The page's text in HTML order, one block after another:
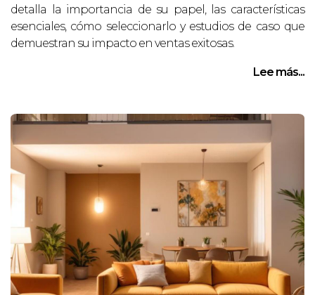
detalla la importancia de su papel, las características
esenciales, cómo seleccionarlo y estudios de caso que
demuestran su impacto en ventas exitosas.
Lee más...